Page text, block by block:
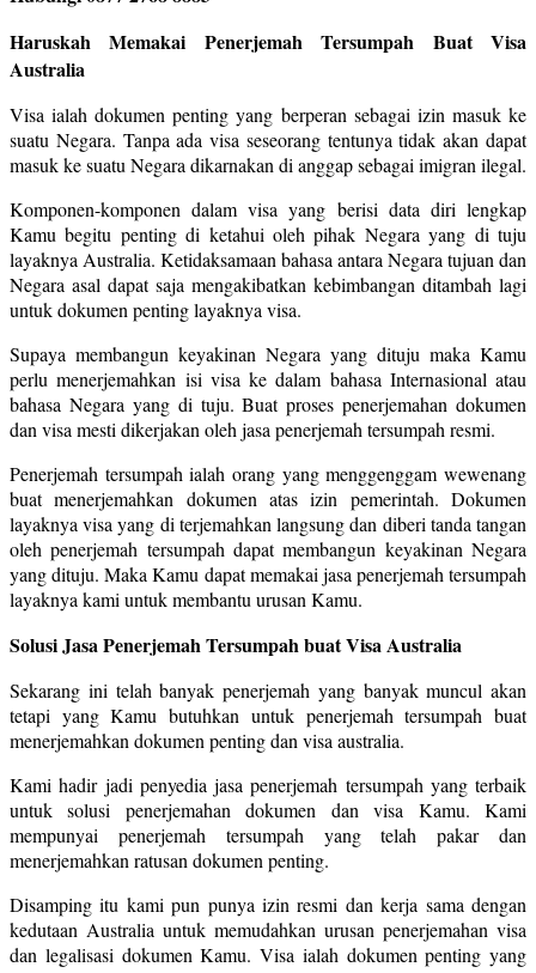
Haruskah Memakai Penerjemah Tersumpah Buat Visa
Australia
Visa ialah dokumen penting yang berperan sebagai izin masuk ke
suatu Negara. Tanpa ada visa seseorang tentunya tidak akan dapat
masuk ke suatu Negara dikarnakan di anggap sebagai imigran ilegal.
Komponen-komponen dalam visa yang berisi data diri lengkap
Kamu begitu penting di ketahui oleh pihak Negara yang di tuju
layaknya Australia. Ketidaksamaan bahasa antara Negara tujuan dan
Negara asal dapat saja mengakibatkan kebimbangan ditambah lagi
untuk dokumen penting layaknya visa.
Supaya membangun keyakinan Negara yang dituju maka Kamu
perlu menerjemahkan isi visa ke dalam bahasa Internasional atau
bahasa Negara yang di tuju. Buat proses penerjemahan dokumen
dan visa mesti dikerjakan oleh jasa penerjemah tersumpah resmi.
Penerjemah tersumpah ialah orang yang menggenggam wewenang
buat menerjemahkan dokumen atas izin pemerintah. Dokumen
layaknya visa yang di terjemahkan langsung dan diberi tanda tangan
oleh penerjemah tersumpah dapat membangun keyakinan Negara
yang dituju. Maka Kamu dapat memakai jasa penerjemah tersumpah
layaknya kami untuk membantu urusan Kamu.
Solusi Jasa Penerjemah Tersumpah buat Visa Australia
Sekarang ini telah banyak penerjemah yang banyak muncul akan
tetapi yang Kamu butuhkan untuk penerjemah tersumpah buat
menerjemahkan dokumen penting dan visa australia.
Kami hadir jadi penyedia jasa penerjemah tersumpah yang terbaik
untuk solusi penerjemahan dokumen dan visa Kamu. Kami
mempunyai penerjemah tersumpah yang telah pakar dan
menerjemahkan ratusan dokumen penting.
Disamping itu kami pun punya izin resmi dan kerja sama dengan
kedutaan Australia untuk memudahkan urusan penerjemahan visa
dan legalisasi dokumen Kamu. Visa ialah dokumen penting yang